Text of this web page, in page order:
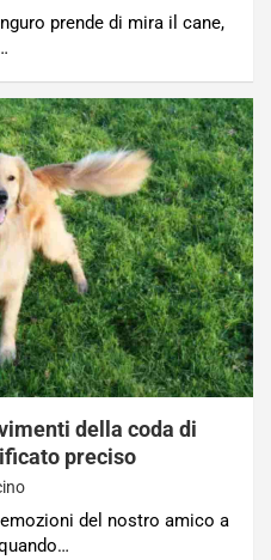
prende di mira il cane,
della coda di
preciso
del nostro amico a